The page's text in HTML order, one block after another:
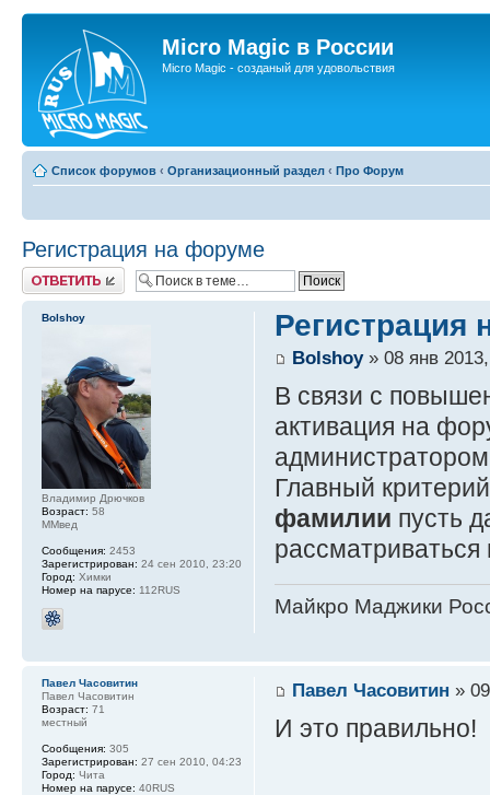
Micro Magic в России
Micro Magic - созданый для удовольствия
Список форумов ‹ Организационный раздел ‹ Про Форум
Регистрация на форуме
Ответить
Регистрация
Bolshoy» 08 янв
В связи с
активация на
Главный
фамилии пусть
рассматриваться
Майкро Маджики
Bolshoy
Владимир Дрючков
Возраст: 58
ММвед
Сообщения: 2453
Зарегистрирован: 24 сен 2010, 23:20
Город: Химки
Номер на парусе: 112RUS
Павел Часовитин »
И это правильно!
Павел Часовитин
Павел Часовитин
Возраст: 71
местный
Сообщения: 305
Зарегистрирован: 27 сен 2010, 04:23
Город: Чита
Номер на парусе: 40RUS